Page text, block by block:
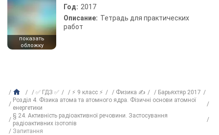
показать
обложку
Год: 2017
Описание: Тетрадь для практических
работ
✅ ГДЗ ✅ ⚡ 9 класс ⚡ Физика ✍
Барьяхтяр 2017
Розділ 4. Фізика атома та атомного ядра. Фізичні основи атомної
енергетики
§ 24. Активність радіоактивної речовини. Застосування
радіоактивних ізотопів
Запитання